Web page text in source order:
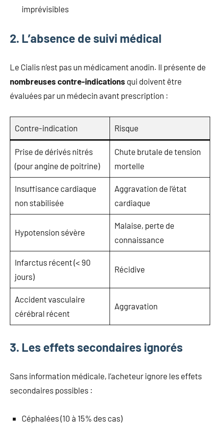
imprévisibles
2. L’absence de suivi médical
Le Cialis n’est pas un médicament anodin. Il présente de
nombreuses contre-indications qui doivent être
évaluées par un médecin avant prescription :
Contre-indication Risque
Prise de dérivés nitrés
(pour angine de poitrine)
Chute brutale de tension
mortelle
Insuffisance cardiaque
non stabilisée
Aggravation de l’état
cardiaque
Hypotension sévère
Malaise, perte de
connaissance
Infarctus récent (< 90
jours)
Récidive
Accident vasculaire
cérébral récent
Aggravation
3. Les effets secondaires ignorés
Sans information médicale, l’acheteur ignore les effets
secondaires possibles :
Céphalées (10 à 15% des cas)